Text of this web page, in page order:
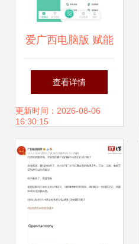
爱广西电脑版 赋能
广西软件开发的新
篇章
查看详情
更新时间：2026-08-06
16:30:15